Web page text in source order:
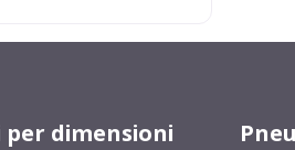
per dimensioni